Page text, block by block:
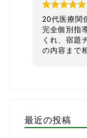
係職です。
導で宿題を出して
チェックから授業
相談しながら進め
最近の投稿